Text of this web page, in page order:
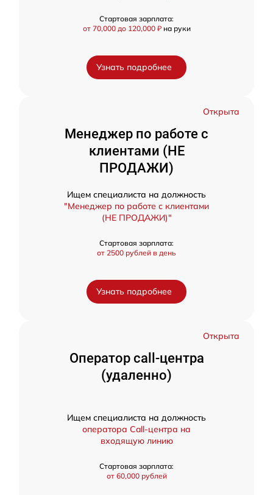
Стартовая зарплата:
от 70,000 до 120,000 ₽ на руки
Узнать подробнее
Открыта
Менеджер по работе с
клиентами (НЕ
ПРОДАЖИ)
Ищем специалиста на должность
"Менеджер по работе с клиентами
(НЕ ПРОДАЖИ)"
Стартовая зарплата:
от 2500 рублей в день
Узнать подробнее
Открыта
Оператор call-центра
(удаленно)
Ищем специалиста на должность
оператора Call-центра на
входящую линию
Стартовая зарплата:
от 60,000 рублей